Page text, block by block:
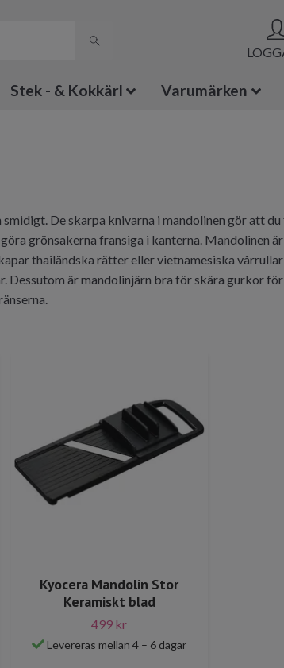
Stek - & Kokkärl Varumärken
De skarpa knivarna i mandolinen gör att
grönsakerna fransiga i kanterna. Mandolinen
thailändska rätter eller vietnamesiska
Dessutom är mandolinjärn bra för skära gurkor
Kyocera Mandolin Stor
Keramiskt blad
499 kr
Levereras mellan 4 – 6 dagar